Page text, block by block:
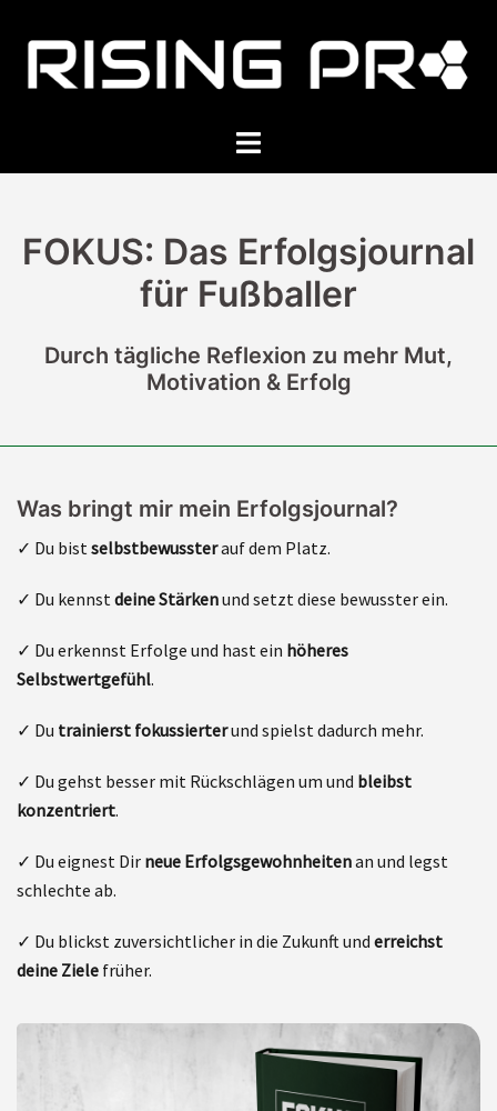
Inhalt
springen
Menü
FOKUS: Das Erfolgsjournal
für Fußballer
Durch tägliche Reflexion zu mehr Mut,
Motivation & Erfolg
Was bringt mir mein Erfolgsjournal?
✓ Du bistselbstbewussterauf dem Platz.
✓ Du kennstdeine Stärkenund setzt diese bewusster ein.
✓ Du erkennst Erfolge und hast ein höheres
Selbstwertgefühl.
✓ Du trainierst fokussierterund spielst dadurch mehr.
✓ Du gehst besser mit Rückschlägen um und bleibst
konzentriert.
✓ Du eignest Dir neue Erfolgsgewohnheitenan und legst
schlechte ab.
✓ Du blickst zuversichtlicher in die Zukunft und erreichst
deine Ziele früher.